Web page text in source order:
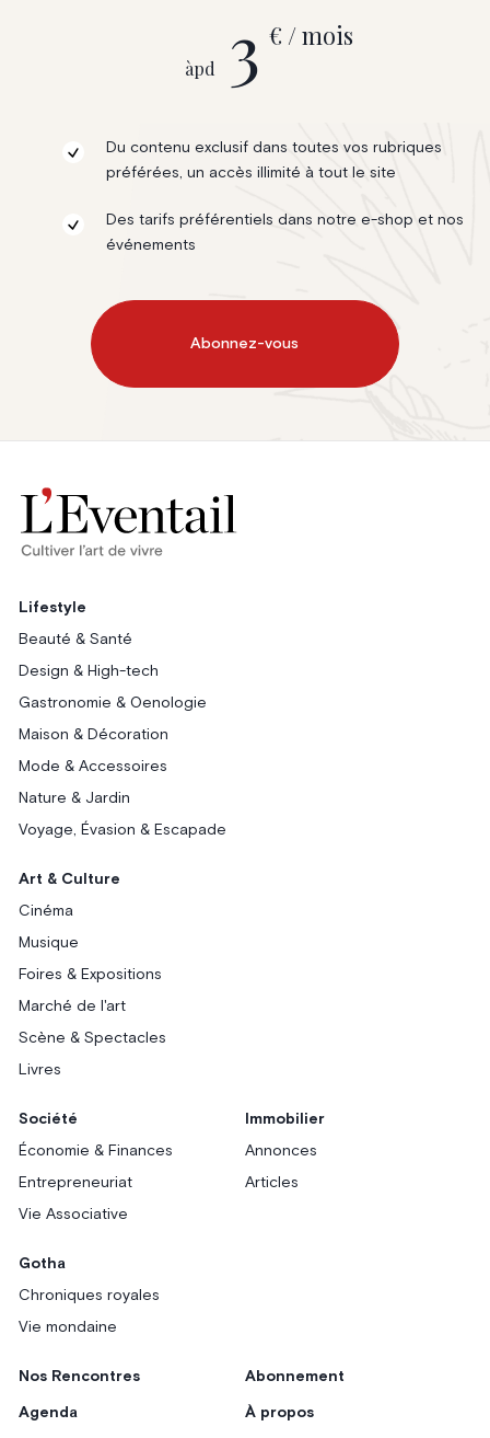
àpd 3 € / mois
Du contenu exclusif dans toutes vos rubriques
préférées, un accès illimité à tout le site
Des tarifs préférentiels dans notre e-shop et nos
événements
Abonnez-vous
Lifestyle
Beauté & Santé
Design & High-tech
Gastronomie & Oenologie
Maison & Décoration
Mode & Accessoires
Nature & Jardin
Voyage, Évasion & Escapade
Art & Culture
Cinéma
Musique
Foires & Expositions
Marché de l'art
Scène & Spectacles
Livres
Société
Économie & Finances
Entrepreneuriat
Vie Associative
Immobilier
Annonces
Articles
Gotha
Chroniques royales
Vie mondaine
Nos Rencontres
Agenda
Abonnement
À propos